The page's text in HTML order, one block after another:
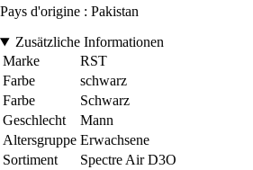
Pays d'origine : Pakistan
Zusätzliche Informationen
Marke
RST
Farbe
schwarz
Farbe
Schwarz
Geschlecht
Mann
Altersgruppe Erwachsene
Sortiment
Spectre Air D3O